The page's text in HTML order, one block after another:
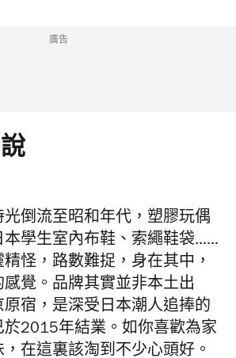
廣告
倒流至昭和年代，塑膠玩偶
本學生室內布鞋、索繩鞋袋……
怪，路數難捉，身在其中，
覺。品牌其實並非本土出
宿，是深受日本潮人追捧的
於2015年結業。如你喜歡為家
在這裏該淘到不少心頭好。